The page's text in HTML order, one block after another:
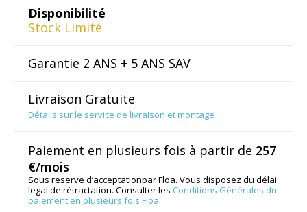
Disponibilité
Stock Limité
Garantie 2 ANS + 5 ANS SAV
Livraison Gratuite
Détails sur le service de livraison et montage
Paiement en plusieurs fois à partir de 257
€/mois
Sous reserve d’acceptationpar Floa. Vous disposez du délai
legal de rétractation. Consulter les Conditions Générales du
paiement en plusieurs fois Floa.